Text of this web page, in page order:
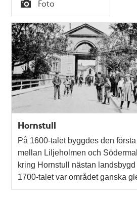
Typ
Foto
Hornstull
På 1600-talet byggdes den
mellan Liljeholmen och
kring Hornstull nästan
1700-talet var området ganska